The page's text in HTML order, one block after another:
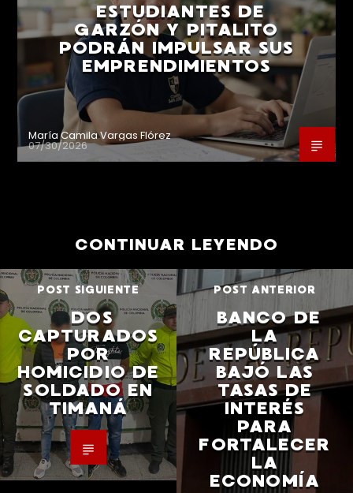
ESTUDIANTES DE
GARZÓN Y PITALITO
PODRÁN IMPULSAR SUS
EMPRENDIMIENTOS
María Camila Vargas Flórez
07/30/2026
CONTINUAR LEYENDO
POST SIGUIENTE
DOS
CAPTURADOS
POR
HOMICIDIO DE
SOLDADO EN
TIMANÁ
POST ANTERIOR
BANCO DE
LA
REPÚBLICA
BAJÓ LAS
TASAS DE
INTERÉS
PARA
FORTALECER
LA
ECONOMÍA